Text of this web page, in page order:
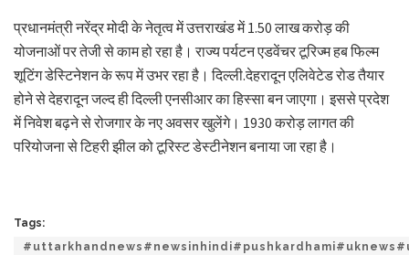
प्रधानमंत्री नरेंद्र मोदी के नेतृत्व में उत्तराखंड में 1.50 लाख करोड़ की
योजनाओं पर तेजी से काम हो रहा है। राज्य पर्यटन एडवेंचर टूरिज्म हब फिल्म
शूटिंग डेस्टिनेशन के रूप में उभर रहा है। दिल्ली.देहरादून एलिवेटेड रोड तैयार
होने से देहरादून जल्द ही दिल्ली एनसीआर का हिस्सा बन जाएगा। इससे प्रदेश
में निवेश बढ़ने से रोजगार के नए अवसर खुलेंगे। 1930 करोड़ लागत की
परियोजना से टिहरी झील को टूरिस्ट डेस्टीनेशन बनाया जा रहा है।
Tags: